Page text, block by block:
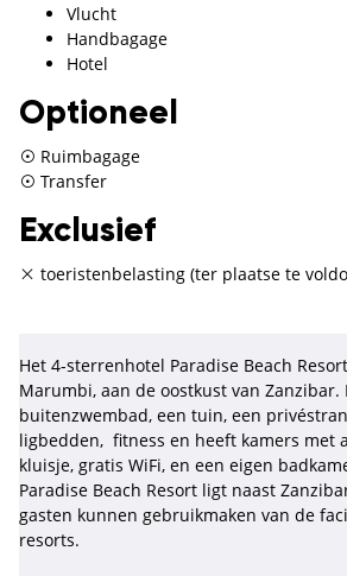
Vlucht
Handbagage
Hotel
Optioneel
Ruimbagage
Transfer
Exclusief
toeristenbelasting (ter plaatse te
Het 4-sterrenhotel Paradise Beach
Marumbi, aan de oostkust van
buitenzwembad, een tuin, een
ligbedden, fitness en heeft kamers met
kluisje, gratis WiFi, en een eigen
Paradise Beach Resort ligt naast
gasten kunnen gebruikmaken van de
resorts.